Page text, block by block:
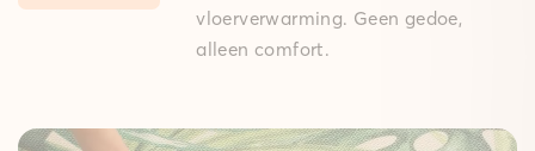
vloerverwarming. Geen gedoe,
alleen comfort.